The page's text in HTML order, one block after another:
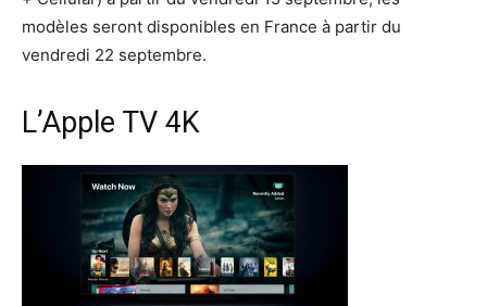
modèles seront disponibles en France à partir du
vendredi 22 septembre.
L’Apple TV 4K